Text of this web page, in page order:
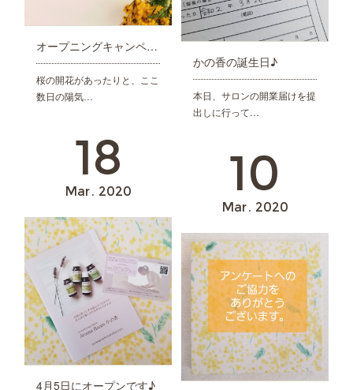
オープニングキャンペーンのお知らせ
桜の開花があったりと、ここ
数日の陽気…
かの香の誕生日♪
本日、サロンの開業届けを提
出しに行って…
18
Mar 2020
4月5日にオープンです♪
10
Mar 2020